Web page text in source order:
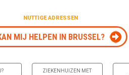
NUTTIGE ADRESSEN
MIJ HELPEN IN BRUSSEL?
ZIEKENHUIZEN MET